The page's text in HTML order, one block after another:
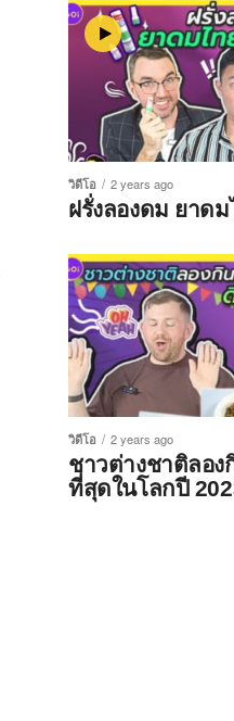
วิดีโอ 2 years ago
ฝรั่งลองดม ยาด
วิดีโอ 2 years ago
ชาวต่างชาติลอง
ที่สุดในโลกปี